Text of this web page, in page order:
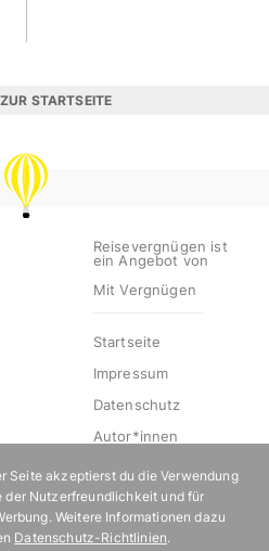
STARTSEITE
REISEVERGNÜGEN
Reisevergnügen ist
ein Angebot von
Mit Vergnügen
Startseite
Impressum
Datenschutz
Autor*innen
Mediakit
Jobs
Kontakt
Seite akzeptierst du die Verwendung
der Nutzerfreundlichkeit und für
Weitere Informationen dazu
Datenschutz-Richtlinien.